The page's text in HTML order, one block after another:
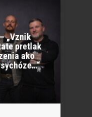
„Vznik
pretlak
ako